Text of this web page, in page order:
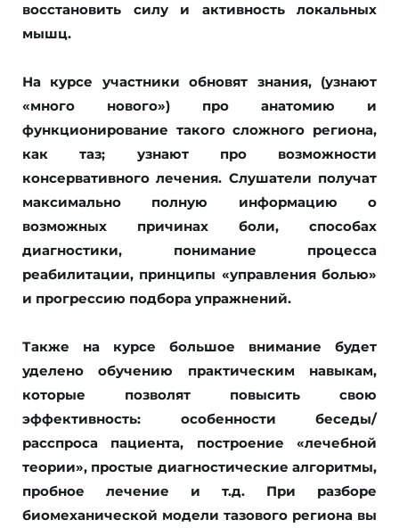
восстановить силу и активность локальных
мышц.
На курсе участники обновят знания, (узнают
«много нового») про анатомию и
функционирование такого сложного региона,
как таз; узнают про возможности
консервативного лечения. Слушатели получат
максимально полную информацию о
возможных причинах боли, способах
диагностики, понимание процесса
реабилитации, принципы «управления болью»
и прогрессию подбора упражнений.
Также на курсе большое внимание будет
уделено обучению практическим навыкам,
которые позволят повысить свою
эффективность: особенности беседы/
расспроса пациента, построение «лечебной
теории», простые диагностические алгоритмы,
пробное лечение и т.д. При разборе
биомеханической модели тазового региона вы